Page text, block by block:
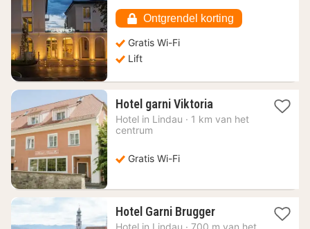
Ontgrendel korting
Gratis Wi-Fi
Lift
Hotel garni Viktoria1
nacht
Hotel in Lindau · 1 km van het
centrum
Gratis Wi-Fi
Hotel Garni Brugger1
nacht
Hotel in Lindau · 700 m van het